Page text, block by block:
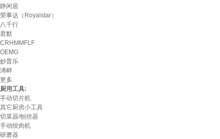
静闲居
荣事达（Royalstar）
八千行
君默
CRHMMFLF
OEMG
妙普乐
溥畔
更多
厨用工具:
手动切片机
其它厨房小工具
切菜器/刨丝器
手动绞肉机
研磨器